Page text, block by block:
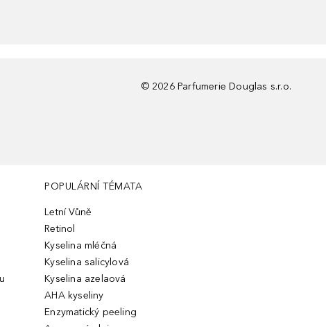
© 2026 Parfumerie Douglas s.r.o.
POPULÁRNÍ TÉMATA
Letní Vůně
Retinol
Kyselina mléčná
Kyselina salicylová
Kyselina azelaová
AHA kyseliny
Enzymatický peeling